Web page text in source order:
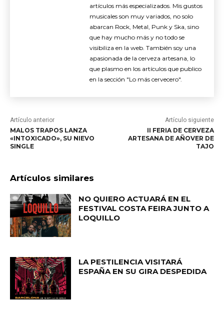
artículos más especializados. Mis gustos
musicales son muy variados, no solo
abarcan Rock, Metal, Punk y Ska, sino
que hay mucho más y no todo se
visibiliza en la web. También soy una
apasionada de la cerveza artesana, lo
que plasmo en los artículos que publico
en la sección "Lo más cervecero".
Artículo anterior
MALOS TRAPOS LANZA
«INTOXICADO», SU NIEVO
SINGLE
Artículo siguiente
II FERIA DE CERVEZA
ARTESANA DE AÑOVER DE
TAJO
Artículos similares
NO QUIERO ACTUARÁ EN EL
FESTIVAL COSTA FEIRA JUNTO A
LOQUILLO
LA PESTILENCIA VISITARÁ
ESPAÑA EN SU GIRA DESPEDIDA